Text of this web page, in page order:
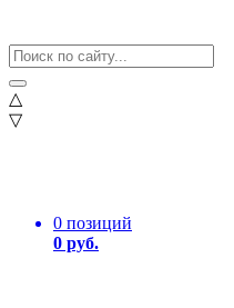
△
▽
0 позиций
0 руб.